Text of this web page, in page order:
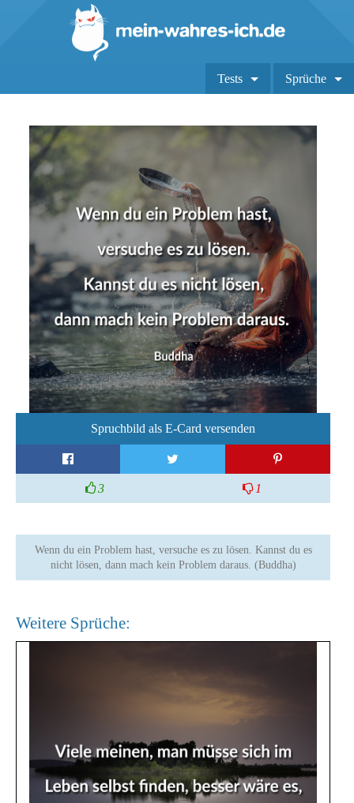
Tests Sprüche
Spruchbild als E-Card versenden
3 1
Wenn du ein Problem hast, versuche es zu lösen. Kannst du es
nicht lösen, dann mach kein Problem daraus. (Buddha)
Weitere Sprüche: